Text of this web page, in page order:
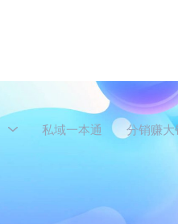
私域一本通 分销赚大